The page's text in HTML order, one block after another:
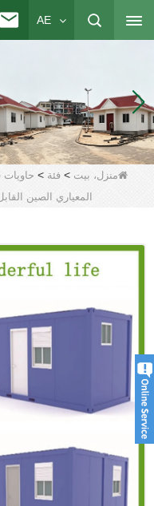
AE
منزل، بيت > فئة > حاويات
المعياري الصين